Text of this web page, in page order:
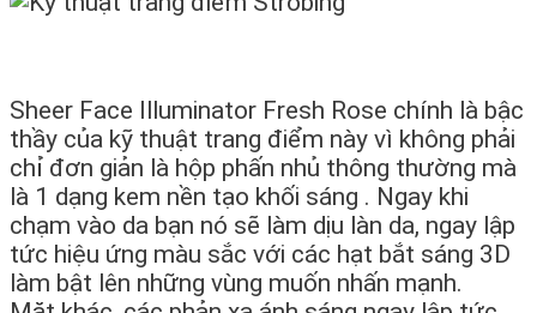
Sheer Face Illuminator Fresh Rose chính là bậc
thầy của kỹ thuật trang điểm này vì không phải
chỉ đơn giản là hộp phấn nhủ thông thường mà
là 1 dạng kem nền tạo khối sáng . Ngay khi
chạm vào da bạn nó sẽ làm dịu làn da, ngay lập
tức hiệu ứng màu sắc với các hạt bắt sáng 3D
làm bật lên những vùng muốn nhấn mạnh.